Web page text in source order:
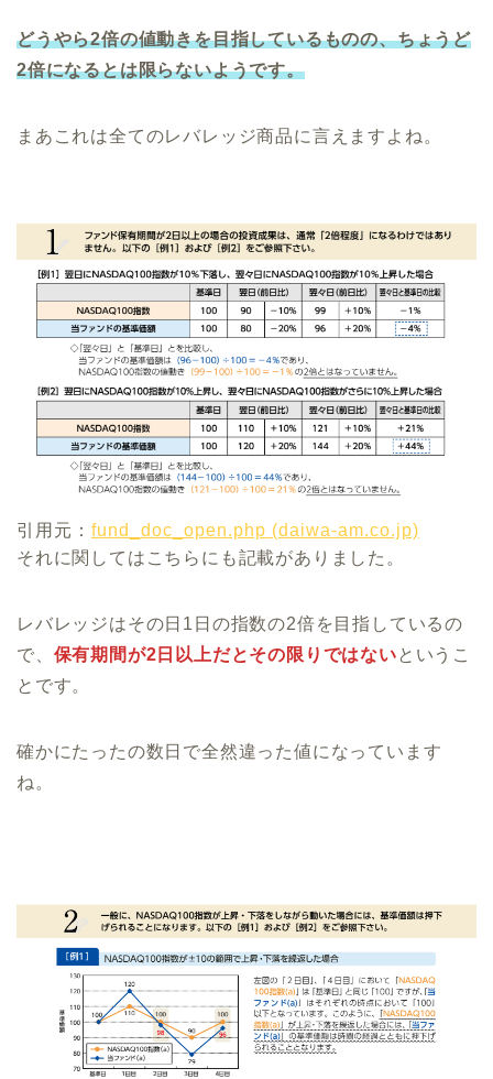
どうやら2倍の値動きを目指しているものの、ちょうど
2倍になるとは限らないようです。
まあこれは全てのレバレッジ商品に言えますよね。
引用元： fund_doc_open.php (daiwa-am.co.jp)
それに関してはこちらにも記載がありました。
レバレッジはその日1日の指数の2倍を目指しているの
で、 保有期間が2日以上だとその限りではないというこ
とです。
確かにたったの数日で全然違った値になっています
ね。